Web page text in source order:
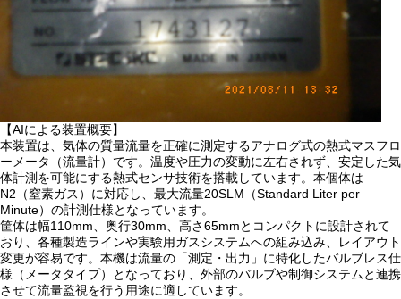
【AIによる装置概要】
本装置は、気体の質量流量を正確に測定するアナログ式の熱式マスフロ
ーメータ（流量計）です。温度や圧力の変動に左右されず、安定した気
体計測を可能にする熱式センサ技術を搭載しています。本個体は
N2（窒素ガス）に対応し、最大流量20SLM（Standard Liter per
Minute）の計測仕様となっています。
筐体は幅110mm、奥行30mm、高さ65mmとコンパクトに設計されて
おり、各種製造ラインや実験用ガスシステムへの組み込み、レイアウト
変更が容易です。本機は流量の「測定・出力」に特化したバルブレス仕
様（メータタイプ）となっており、外部のバルブや制御システムと連携
させて流量監視を行う用途に適しています。